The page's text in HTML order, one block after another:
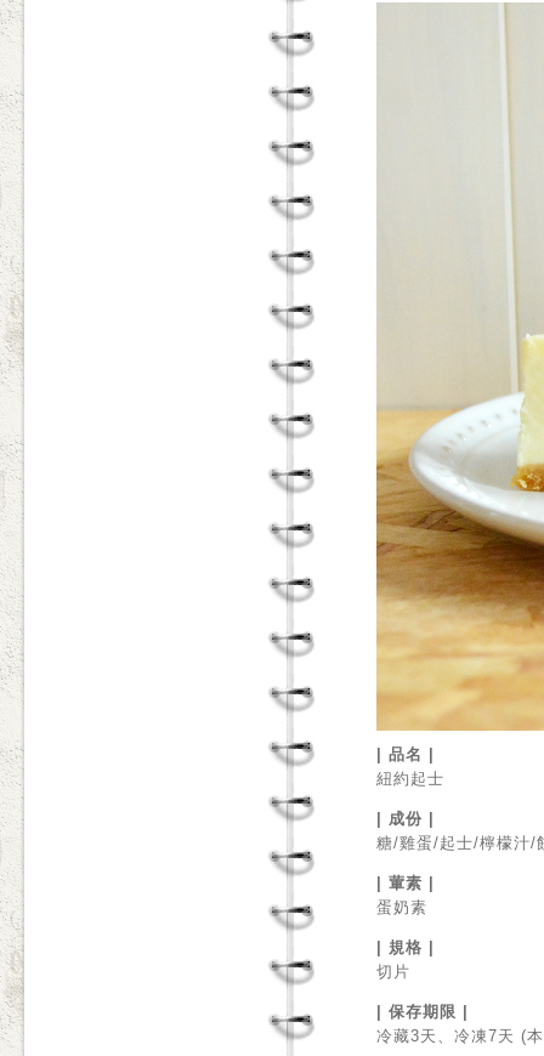
| 品名 |
紐約起士
| 成份 |
糖/雞蛋/起士/檸檬汁/
| 葷素 |
蛋奶素
| 規格 |
切片
| 保存期限 |
冷藏3天、冷凍7天 (